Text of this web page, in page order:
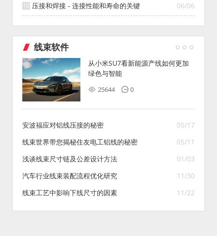
06/06
压接和焊接 - 连接性能和寿命的关键
线束软件
从小米SU7看新能源产线如何更加
绿色与智能
25644 0
05/17
安波福应对铝线压接的秘密
05/11
线束世界带您揭秘住友电工铝线的秘密
01/03
浅谈线束尺寸链及公差设计方法
11/30
汽车行业线束装配流程优化研究
11/22
线束工艺中影响下线尺寸的因素